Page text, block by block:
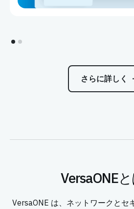
さらに詳しく
ラットフォームに統合し、大胆な